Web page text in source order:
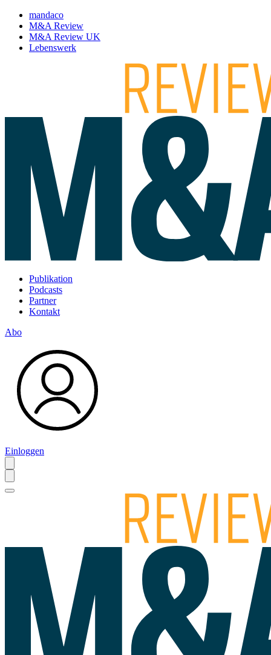
mandaco
M&A Review
M&A Review UK
Lebenswerk
Publikation
Podcasts
Partner
Kontakt
Abo
Einloggen